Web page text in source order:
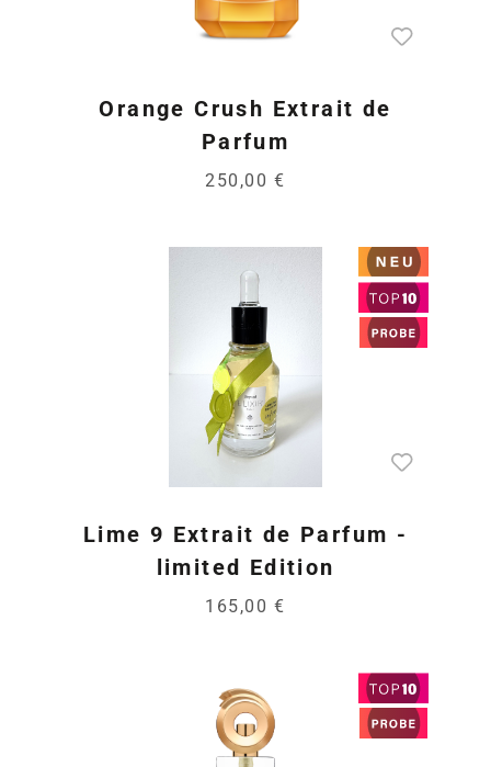
Orange Crush Extrait de
Parfum
250,00 €
Lime 9 Extrait de Parfum -
limited Edition
165,00 €